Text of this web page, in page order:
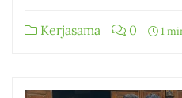
Kerjasama 0 1